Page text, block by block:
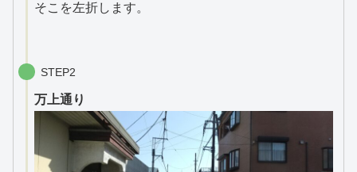
そこを左折します。
STEP2
万上通り